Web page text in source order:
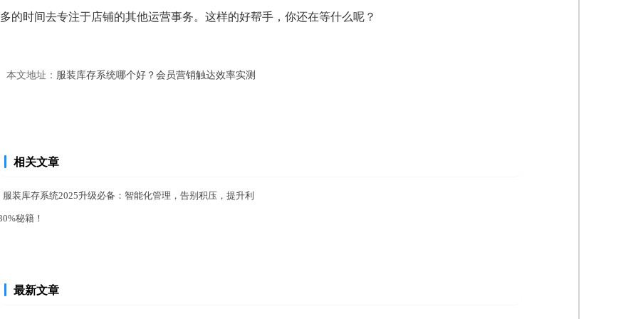
的时间去专注于店铺的其他运营事务。这样的好帮手，你还在等什么呢？
本文地址： 服装库存系统哪个好？会员营销触达效率实测
相关文章
服装库存系统2025升级必备：智能化管理，告别积压，提升利
秘籍！
最新文章